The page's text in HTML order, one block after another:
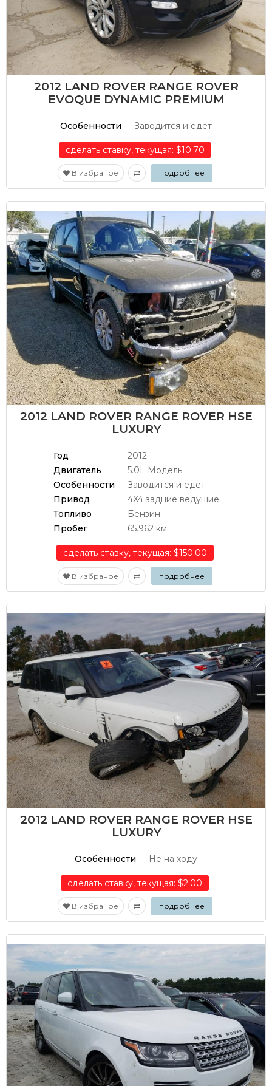
2012 LAND ROVER RANGE ROVER
EVOQUE DYNAMIC PREMIUM
Особенности Заводится и едет
сделать ставку, текущая: $10.70
В избраное подробнее
2012 LAND ROVER RANGE ROVER HSE
LUXURY
Год
2012
Двигатель
5.0L Модель
Особенности
Заводится и едет
Привод
4X4 задние ведущие
Топливо
Бензин
Пробег
65.962 км
сделать ставку, текущая: $150.00
В избраное подробнее
2012 LAND ROVER RANGE ROVER HSE
LUXURY
Особенности Не на ходу
сделать ставку, текущая: $2.00
В избраное подробнее